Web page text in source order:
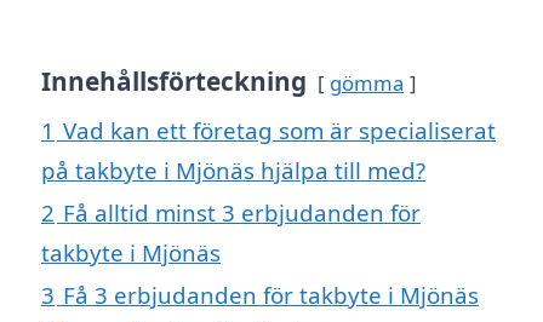
Innehållsförteckning gömma
1 Vad kan ett företag som är specialiserat
på takbyte i Mjönäs hjälpa till med?
2 Få alltid minst 3 erbjudanden för
takbyte i Mjönäs
3 Få 3 erbjudanden för takbyte i Mjönäs